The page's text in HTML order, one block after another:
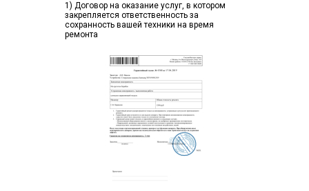
1) Договор на оказание услуг, в котором
закрепляется ответственность за
сохранность вашей техники на время
ремонта